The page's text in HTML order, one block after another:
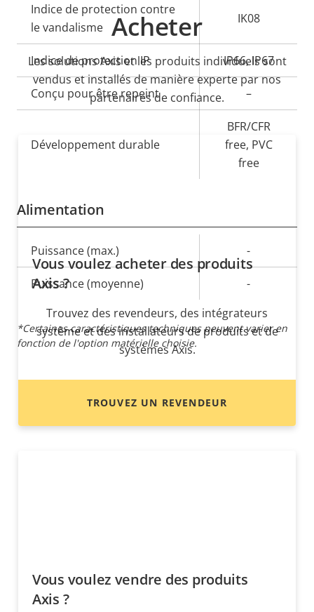
Indice de protection contre
le vandalisme
IK08
Indice de protection IP IP66, IP67
Conçu pour être repeint –
Développement durable
BFR/CFR
free, PVC
free
Alimentation
Description
de la
propriété
la
propriété
Puissance (max.) -
Puissance (moyenne) -
*Certaines caractéristiques techniques peuvent varier en
fonction de l'option matérielle choisie.
Acheter
Les solutions Axis et les produits individuels sont
vendus et installés de manière experte par nos
partenaires de confiance.
Vous voulez acheter des produits
Axis ?
Trouvez des revendeurs, des intégrateurs
système et des installateurs de produits et de
systèmes Axis.
TROUVEZ UN REVENDEUR
Vous voulez vendre des produits
Axis ?